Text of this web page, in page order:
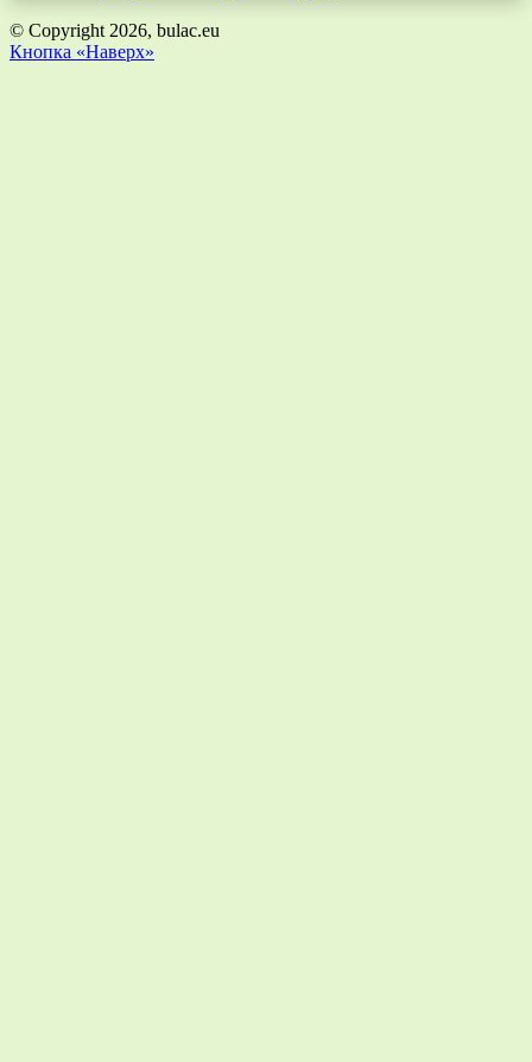
© Copyright 2026, bulac.eu
Кнопка «Наверх»